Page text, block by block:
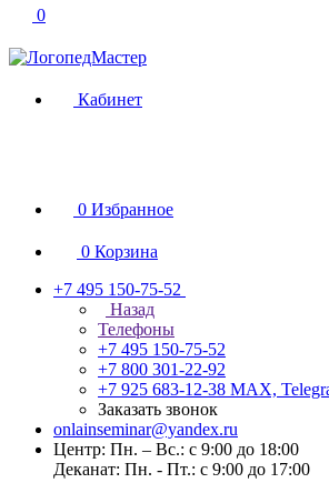
0
Кабинет
0 Избранное
0 Корзина
+7 495 150-75-52
Назад
Телефоны
+7 495 150-75-52
+7 800 301-22-92
+7 925 683-12-38 MAX,
Заказать звонок
onlainseminar@yandex.ru
Центр: Пн. – Вс.: с 9:00 до 18:00
Деканат: Пн. - Пт.: с 9:00 до 17:00